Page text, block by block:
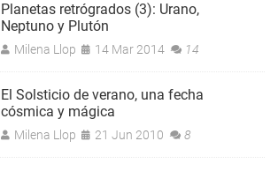
Planetas retrógrados (3): Urano,
Neptuno y Plutón
Milena Llop 14 Mar 2014 14
El Solsticio de verano, una fecha
cósmica y mágica
Milena Llop 21 Jun 2010 8